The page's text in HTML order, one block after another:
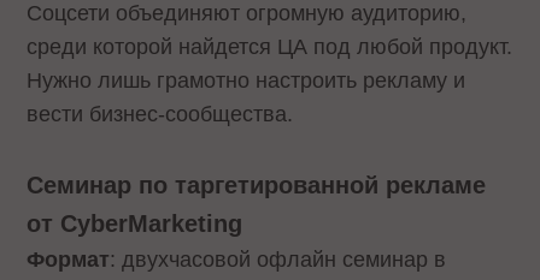
Соцсети объединяют огромную аудиторию,
среди которой найдется ЦА под любой продукт.
Нужно лишь грамотно настроить рекламу и
вести бизнес-сообщества.
Семинар по таргетированной рекламе
от CyberMarketing
Формат: двухчасовой офлайн семинар в